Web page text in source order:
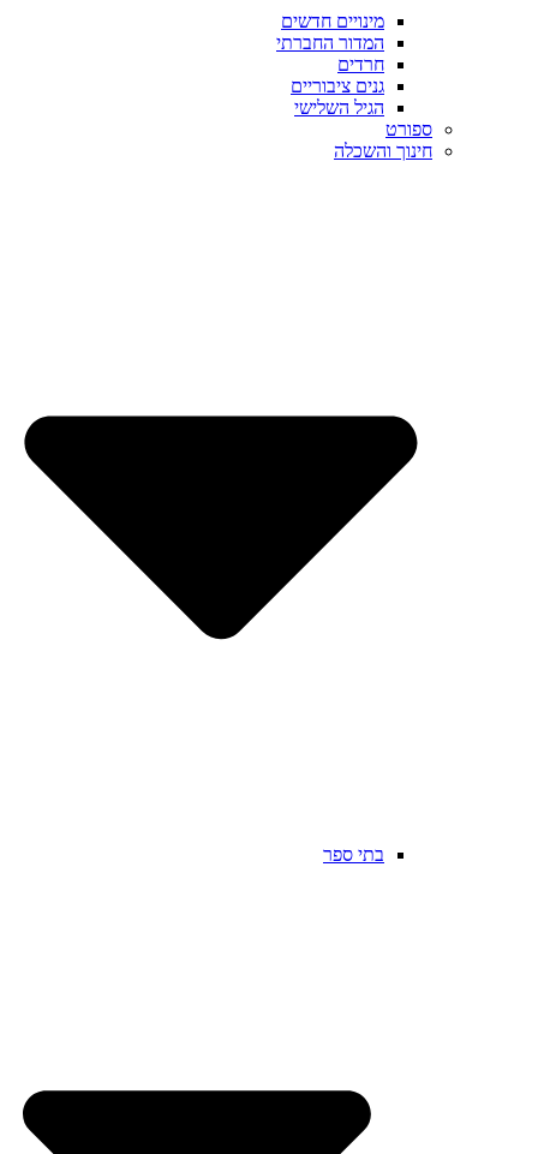
מינויים חדשים
המדור החברתי
גנים ציבוריים
הגיל השלישי
חינוך והשכלה
בתי ספר